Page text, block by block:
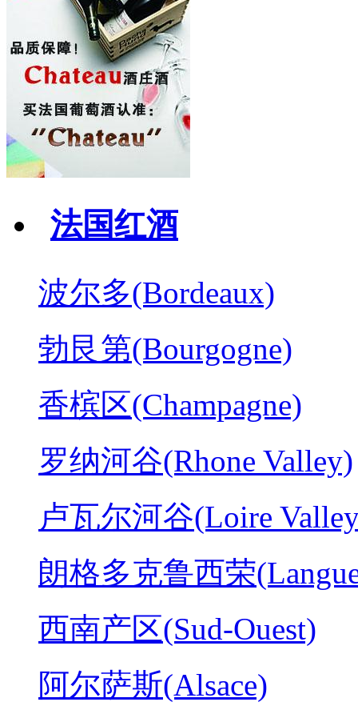
法国红酒
波尔多(Bordeaux)
勃艮第(Bourgogne)
香槟区(Champagne)
罗纳河谷(Rhone Valley)
卢瓦尔河谷(Loire
朗格多克鲁西荣
西南产区(Sud-Ouest)
阿尔萨斯(Alsace)